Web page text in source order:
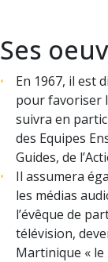
Ses
En 1967, il est
pour favoriser
suivra en
des Equipes
Guides, de
Il assumera
les médias
l’évêque de
télévision,
Martinique « le